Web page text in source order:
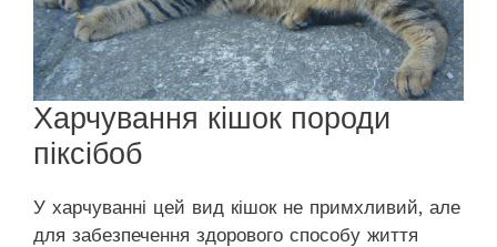
Харчування кішок породи
піксібоб
У харчуванні цей вид кішок не примхливий, але
для забезпечення здорового способу життя